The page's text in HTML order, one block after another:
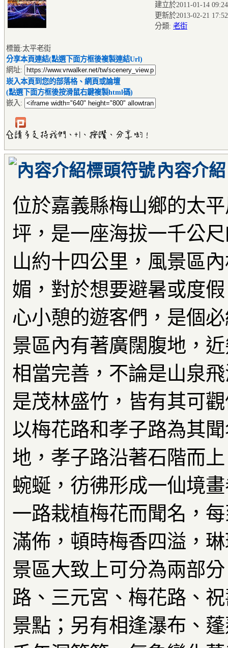
建立於2011-01-14
更新於2013-02-21
分類: 老街
標籤:太平老街
分享本頁連結(點選下面方框後複製連結Url)
網址:
崁入本頁到您的部落格、網頁或論壇
(點選下面方框後按滑鼠右鍵複製html碼)
嵌入:
內容介紹
位於嘉義縣梅山鄉的太
坪，是一座海拔一千公
山約十四公里，風景區
媚，對於想要避暑或度
心小憩的遊客們，是個
景區內有著廣闊腹地，
相當完善，不論是山泉
是茂林盛竹，皆有其可
以梅花路和孝子路為其
地，孝子路沿著石階而
蜿蜒，彷彿形成一仙境
一路栽植梅花而聞名，
滿佈，頓時梅香四溢，
景區大致上可分為兩部
路、三元宮、梅花路、
景點；另有相逢瀑布、